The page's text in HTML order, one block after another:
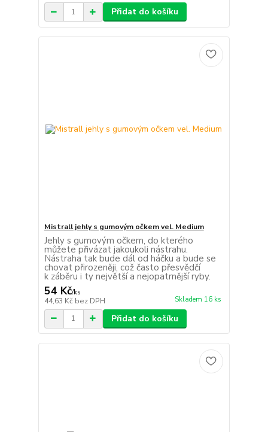
Přidat do košíku
Mistrall jehly s gumovým očkem vel. Medium
Jehly s gumovým očkem, do kterého
můžete přivázat jakoukoli nástrahu.
Nástraha tak bude dál od háčku a bude se
chovat přirozeněji, což často přesvědčí
k záběru i ty největší a nejopatrnější ryby.
54 Kč/ks
44,63 Kč bez DPH Skladem 16 ks
Přidat do košíku